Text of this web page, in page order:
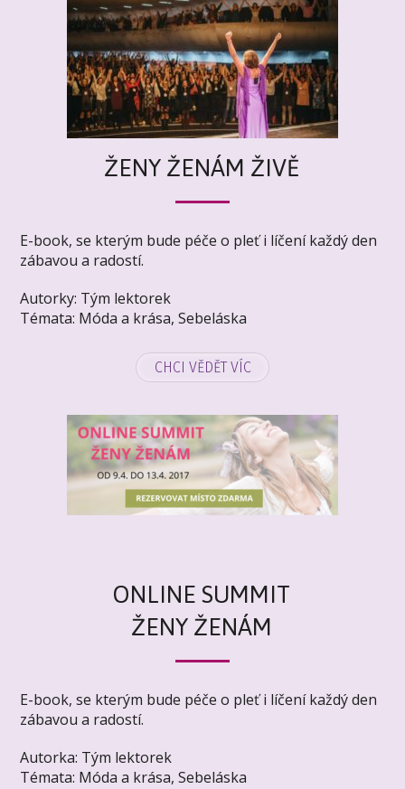
ŽENY ŽENÁM ŽIVĚ
E-book, se kterým bude péče o pleť i líčení každý den
zábavou a radostí.
Autorky: Tým lektorek
Témata: Móda a krása,Sebeláska
CHCI VĚDĚT VÍC
ONLINE SUMMIT
ŽENY ŽENÁM
E-book, se kterým bude péče o pleť i líčení každý den
zábavou a radostí.
Autorka: Tým lektorek
Témata: Móda a krása,Sebeláska